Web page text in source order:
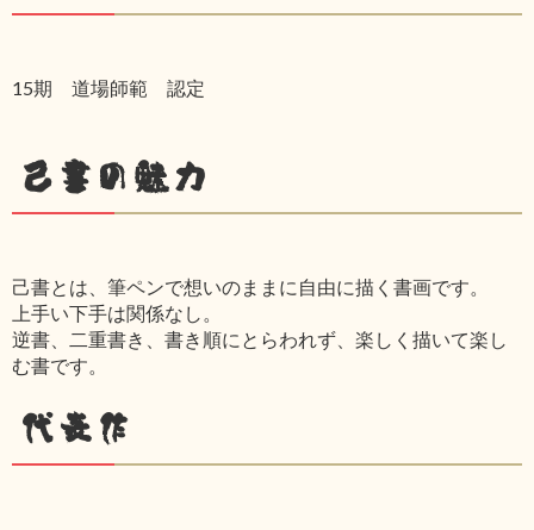
15期 道場師範 認定
己書の魅力
己書とは、筆ペンで想いのままに自由に描く書画です。
上手い下手は関係なし。
逆書、二重書き、書き順にとらわれず、楽しく描いて楽し
む書です。
代表作